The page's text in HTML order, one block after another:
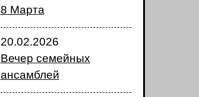
8 Марта
20.02.2026
Вечер семейных
ансамблей